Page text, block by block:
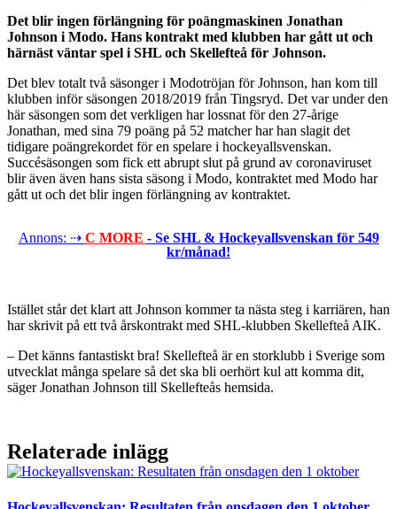
Det blir ingen förlängning för poängmaskinen Jonathan
Johnson i Modo. Hans kontrakt med klubben har gått ut och
härnäst väntar spel i SHL och Skellefteå för Johnson.
Det blev totalt två säsonger i Modotröjan för Johnson, han kom till
klubben inför säsongen 2018/2019 från Tingsryd. Det var under den
här säsongen som det verkligen har lossnat för den 27-årige
Jonathan, med sina 79 poäng på 52 matcher har han slagit det
tidigare poängrekordet för en spelare i hockeyallsvenskan.
Succésäsongen som fick ett abrupt slut på grund av coronaviruset
blir även även hans sista säsong i Modo, kontraktet med Modo har
gått ut och det blir ingen förlängning av kontraktet.
Annons: ⇢ C MORE - Se SHL & Hockeyallsvenskan för 549
kr/månad!
Istället står det klart att Johnson kommer ta nästa steg i karriären, han
har skrivit på ett två årskontrakt med SHL-klubben Skellefteå AIK.
– Det känns fantastiskt bra! Skellefteå är en storklubb i Sverige som
utvecklat många spelare så det ska bli oerhört kul att komma dit,
säger Jonathan Johnson till Skellefteås hemsida.
Relaterade inlägg